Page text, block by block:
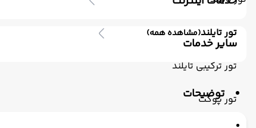
تور تایلند(مشاهده همه)
تور ترکیبی تایلند
تور پوکت
سایر خدمات
ترانسفر رفت (استقبال)
توضیحات